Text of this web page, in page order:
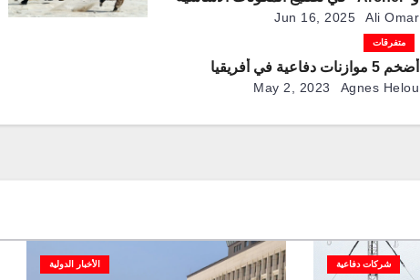
لهيكل طائرة “Midnight”في بريطانياJun 16, 2025 Ali Omar
متفرقات
أضخم 5 موازنات دفاعية في أفريقيا
May 2, 2023 Agnes Helou
شركات دفاعية الأخبار الدولية